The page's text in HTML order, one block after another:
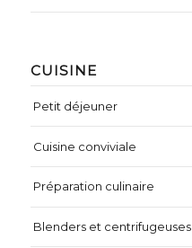
CUISINE
Petit déjeuner
Cuisine conviviale
Préparation culinaire
Blenders et centrifugeuses